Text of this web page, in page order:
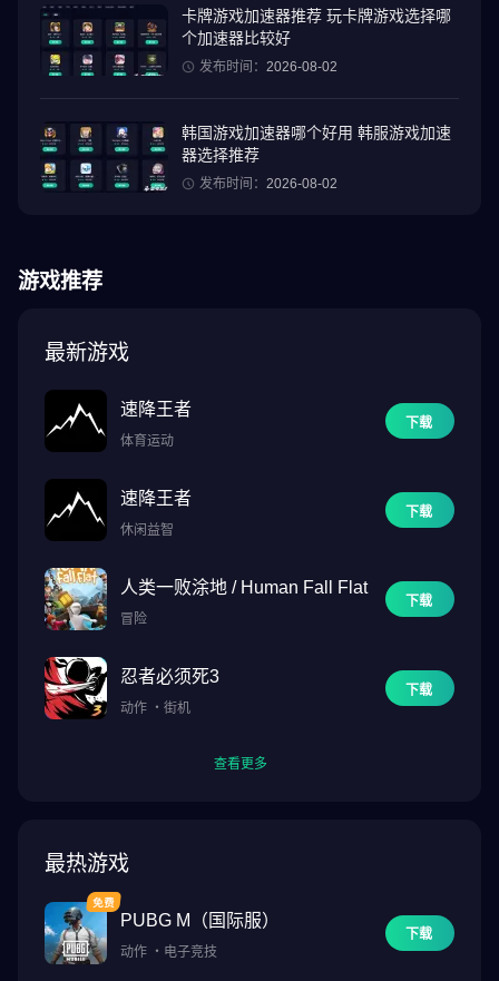
成为伪装、智慧和即兴发挥的大师。 Blood Money 的沙盒任务提供
多种达成目标的方式，鼓励玩家进行实验、发挥创造力并反复体
终极职业
使用可升级的武器库，发动猛烈攻击。悄无声息、无人目击的击
杀，或操纵环境制造悲剧性的“事故”。击杀越干净，回报就越丰厚。
显示目标、警卫和关键任务点，以便玩家进行隐秘击杀和快速逃脱
领先一步
全新小地图提供实时态势感知，新增的警报功能会在 47 非法侵入或
引起怀疑时向玩家发出警告。
定制触屏操控、连接游戏手柄或使用完整的键盘和鼠标支持。无论
您的游戏风格如何，完全掌控始终触手可及。
《杀手：血钱——报复》需要 Android 12 或更高版本。您的设备需
要 3.9GB 的可用空间，但我们建议至少将可用空间翻倍，以避免初
始安装问题。
们购买。如果您能够在设备上购买此游戏，我们预计它在大多数情
但是，我们注意到在极少数情况下，用户能够在不受支持的设备上
购买游戏。这种情况可能发生在 Google Play 商店无法正确识别设
备，因此无法阻止购买的情况下。如需了解本游戏支持的芯片组的
完整详情，以及经过测试和验证的设备列表，我们建议您访问以下
链接：
卡牌游戏加速器推荐 玩卡牌游戏选择哪
个加速器比较好
发布时间： 2026-08-02
韩国游戏加速器哪个好用 韩服游戏加速
器选择推荐
发布时间： 2026-08-02
游戏推荐
最新游戏
速降王者
体育运动
下载
速降王者
休闲益智
下载
人类一败涂地 / Human Fall Flat
冒险
下载
忍者必须死3
动作 ・ 街机
下载
查看更多
最热游戏
PUBG M（国际服）
动作 ・ 电子竞技
下载